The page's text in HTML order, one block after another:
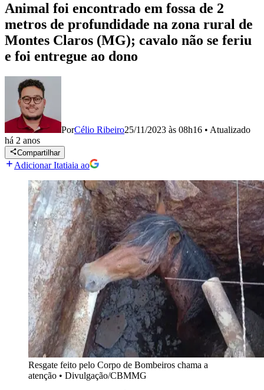
Animal foi encontrado em fossa de 2
metros de profundidade na zona rural de
Montes Claros (MG); cavalo não se feriu
e foi entregue ao dono
PorCélio Ribeiro25/11/2023 às 08h16 • Atualizado
há 2 anos
Compartilhar
Adicionar Itatiaia ao
Resgate feito pelo Corpo de Bombeiros chama a
atenção • Divulgação/CBMMG